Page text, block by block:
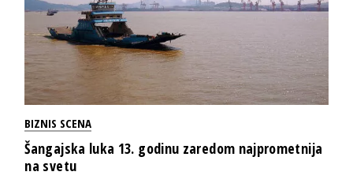
BIZNIS SCENA
Šangajska luka 13. godinu zaredom najprometnija
na svetu